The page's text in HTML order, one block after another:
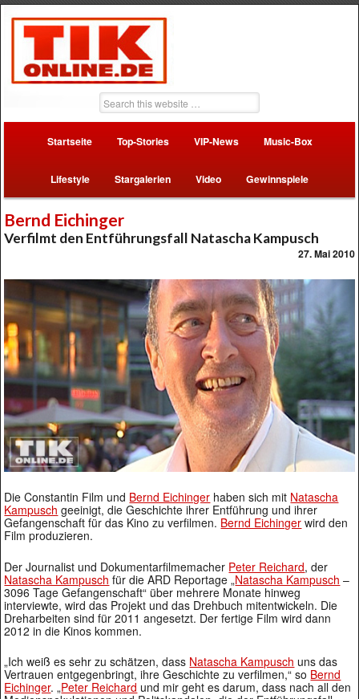
Startseite Top-Stories VIP-News Music-Box
Lifestyle Stargalerien Video Gewinnspiele
Bernd Eichinger
Verfilmt den Entführungsfall Natascha Kampusch
27. Mai 2010
Die Constantin Film und Bernd Eichinger haben sich mit Natascha
Kampusch geeinigt, die Geschichte ihrer Entführung und ihrer
Gefangenschaft für das Kino zu verfilmen. Bernd Eichinger wird den
Film produzieren.
Der Journalist und Dokumentarfilmemacher Peter Reichard, der
Natascha Kampusch für die ARD Reportage „Natascha Kampusch –
3096 Tage Gefangenschaft“ über mehrere Monate hinweg
interviewte, wird das Projekt und das Drehbuch mitentwickeln. Die
Dreharbeiten sind für 2011 angesetzt. Der fertige Film wird dann
2012 in die Kinos kommen.
„Ich weiß es sehr zu schätzen, dass Natascha Kampusch uns das
Vertrauen entgegenbringt, ihre Geschichte zu verfilmen,“ so Bernd
Eichinger. „Peter Reichard und mir geht es darum, dass nach all den